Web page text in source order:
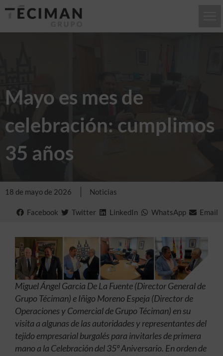
Mayo es mes de
celebración: cumplimos
35 años
18 de mayo de 2026 Noticias
Facebook Twitter LinkedIn WhatsApp Email
Miguel Ángel Garcia De La Fuente (Director General de
Grupo Téciman) e Iñigo Moreno Espeja (Director de
Operaciones y Comercial de Grupo Téciman) en su
visita a algunas de las autoridades y representantes del
tejido empresarial burgalés para invitarles de primera
mano a la Celebración del 35º Aniversario. En orden de